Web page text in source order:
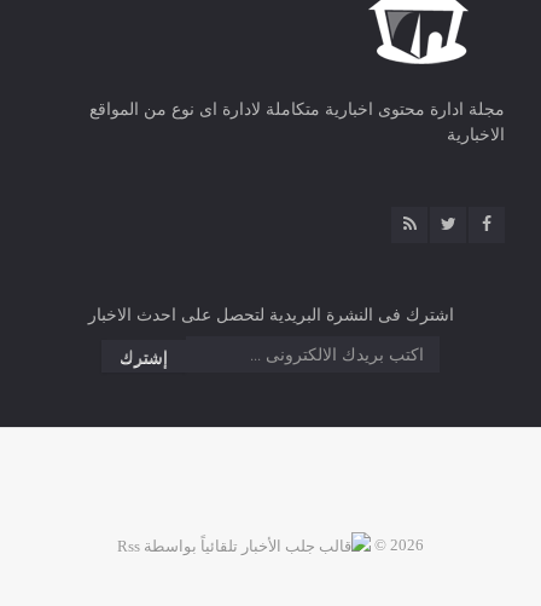
مجلة ادارة محتوى اخبارية متكاملة لادارة اى نوع من المواقع
الاخبارية
اشترك فى النشرة البريدية لتحصل على احدث الاخبار
2026 ©